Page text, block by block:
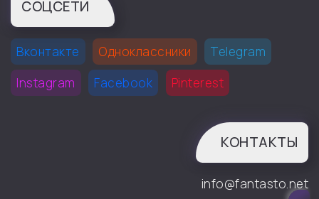
СОЦСЕТИ
Вконтакте Одноклассники
Telegram
Instagram
Facebook Pinterest
КОНТАКТЫ
info@fantasto.net